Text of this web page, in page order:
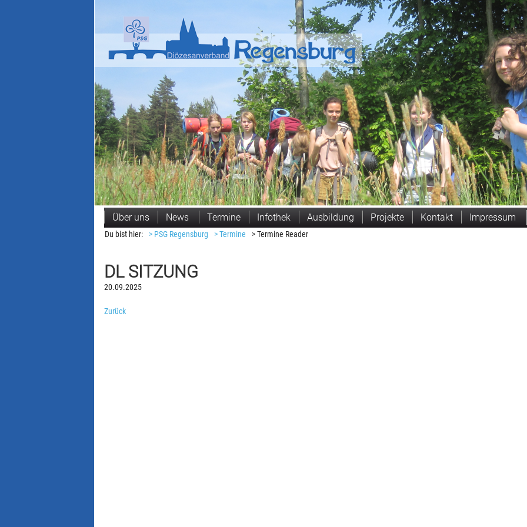
Navigation
überspringen
Über uns News Termine Infothek Ausbildung Projekte Kontakt Impressum
Suchen
Du bist hier: > PSG Regensburg > Termine > Termine Reader
DL SITZUNG
20.09.2025
Zurück